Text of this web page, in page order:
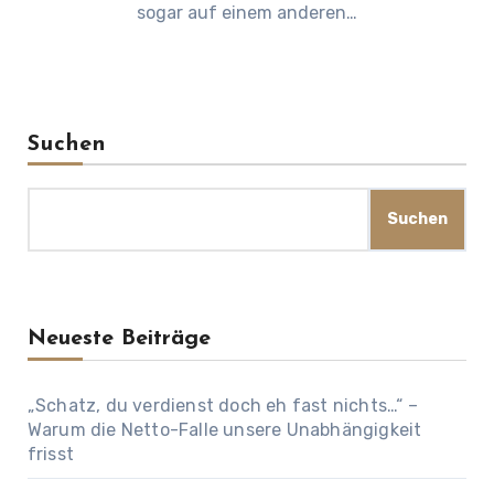
sogar auf einem anderen…
Suchen
Suchen
Neueste Beiträge
„Schatz, du verdienst doch eh fast nichts…“ –
Warum die Netto-Falle unsere Unabhängigkeit
frisst